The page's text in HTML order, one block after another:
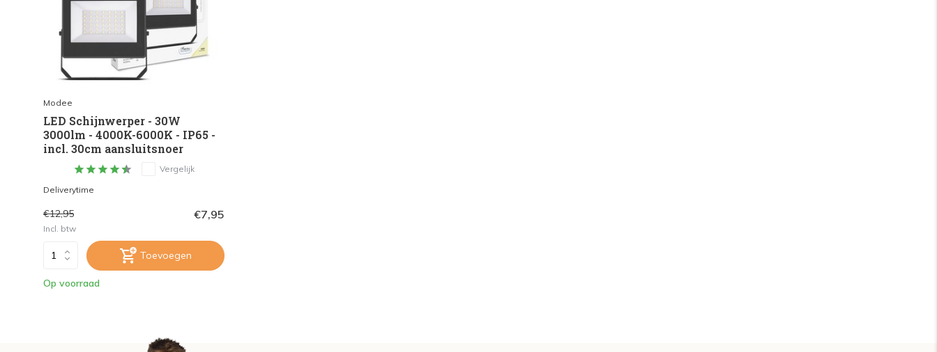
Modee
LED Schijnwerper - 30W
3000lm - 4000K-6000K - IP65 -
incl. 30cm aansluitsnoer
Vergelijk
Deliverytime
€12,95 €7,95
Incl. btw
Toevoegen
Op voorraad